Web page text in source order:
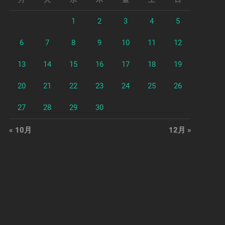
1 2 3 4 5
6 7 8 9 10 11 12
13 14 15 16 17 18 19
20 21 22 23 24 25 26
27 28 29 30
« 10月 12月 »